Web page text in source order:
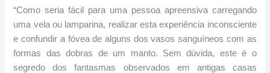
“Como seria fácil para uma pessoa apreensiva carregando
uma vela ou lamparina, realizar esta experiência inconsciente
e confundir a fóvea de alguns dos vasos sanguíneos com as
formas das dobras de um manto. Sem dúvida, este é o
segredo dos fantasmas observados em antigas casas